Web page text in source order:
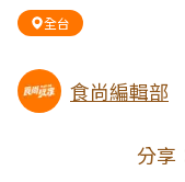
全台
食尚編輯部
分享